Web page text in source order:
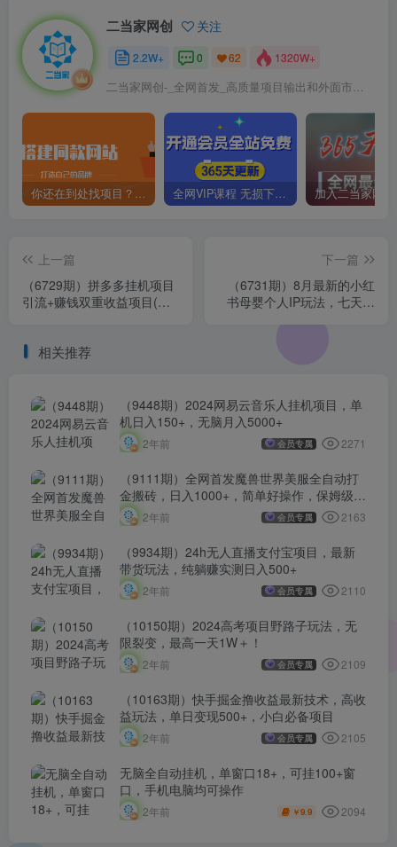
二当家网创 关注
2.2W+ 0 62 1320W+
你还在到处找项目？还在当韭菜？我靠卖项目一个月收入5万+，曾经我也是个失败者。 全网VIP课程 无损下载~
上一篇
（6729期）拼多多挂机项目
引流+赚钱双重收益项目(保
下一篇
（6731期）8月最新的小红
书母婴个人IP玩法，七天螺
相关推荐
（9448期）2024网易云音乐人挂机项目，单
机日入150+，无脑月入5000+
2年前 会员专属 2271
（9111期）全网首发魔兽世界美服全自动打
金搬砖，日入1000+，简单好操作，保姆级教
学
2年前 会员专属 2163
（9934期）24h无人直播支付宝项目，最新
带货玩法，纯躺赚实测日入500+
2年前 会员专属 2110
（10150期）2024高考项目野路子玩法，无
限裂变，最高一天1W＋！
2年前 会员专属 2109
（10163期）快手掘金撸收益最新技术，高收
益玩法，单日变现500+，小白必备项目
2年前 会员专属 2105
无脑全自动挂机，单窗口18+，可挂100+窗
口，手机电脑均可操作
2年前 ￥9.9 2094